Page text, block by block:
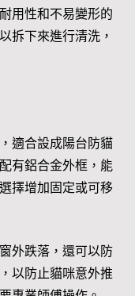
用性和不易變形的
拆下來進行清洗，
適合設成陽台防貓
有鋁合金外框，能
擇增加固定或可移
外跌落，還可以防
以防止貓咪意外推